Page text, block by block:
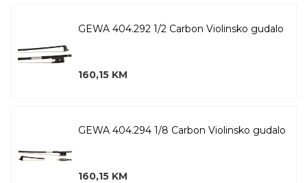
GEWA 404.292 1/2 Carbon Violinsko gudalo
160,15 KM
GEWA 404.294 1/8 Carbon Violinsko gudalo
160,15 KM